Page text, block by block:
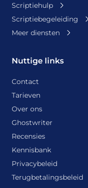
Scriptiehulp
Scriptiebegeleiding
Meer diensten
Nuttige links
Contact
Tarieven
Over ons
Ghostwriter
Recensies
Kennisbank
Privacybeleid
Terugbetalingsbeleid